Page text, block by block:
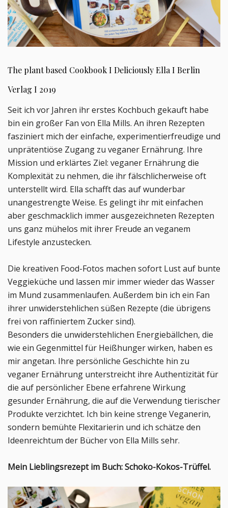
The plant based Cookbook I Deliciously Ella I Berlin
Verlag I 2019
Seit ich vor Jahren ihr erstes Kochbuch gekauft habe
bin ein großer Fan von Ella Mills. An ihren Rezepten
fasziniert mich der einfache, experimentierfreudige und
unprätentiöse Zugang zu veganer Ernährung. Ihre
Mission und erklärtes Ziel: veganer Ernährung die
Komplexität zu nehmen, die ihr fälschlicherweise oft
unterstellt wird. Ella schafft das auf wunderbar
unangestrengte Weise. Es gelingt ihr mit einfachen
aber geschmacklich immer ausgezeichneten Rezepten
uns ganz mühelos mit ihrer Freude an veganem
Lifestyle anzustecken.
Die kreativen Food-Fotos machen sofort Lust auf bunte
Veggieküche und lassen mir immer wieder das Wasser
im Mund zusammenlaufen. Außerdem bin ich ein Fan
ihrer unwiderstehlichen süßen Rezepte (die übrigens
frei von raffiniertem Zucker sind).
Besonders die unwiderstehlichen Energiebällchen, die
wie ein Gegenmittel für Heißhunger wirken, haben es
mir angetan. Ihre persönliche Geschichte hin zu
veganer Ernährung unterstreicht ihre Authentizität für
die auf persönlicher Ebene erfahrene Wirkung
gesunder Ernährung, die auf die Verwendung tierischer
Produkte verzichtet. Ich bin keine strenge Veganerin,
sondern bemühte Flexitarierin und ich schätze den
Ideenreichtum der Bücher von Ella Mills sehr.
Mein Lieblingsrezept im Buch: Schoko-Kokos-Trüffel.